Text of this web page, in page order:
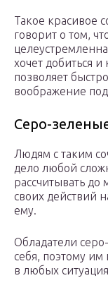
Такое красивое
говорит о том,
хочет добиться
позволяет
воображение
Серо-
Людям с таким
дело любой
рассчитывать до
своих действий
ему.
Обладатели
себя, поэтому
в любых